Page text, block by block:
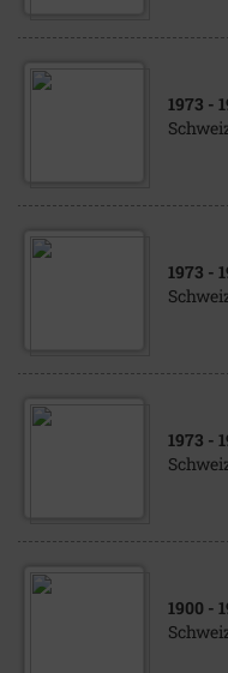
1973 -
1973 -
1973 -
1900 -